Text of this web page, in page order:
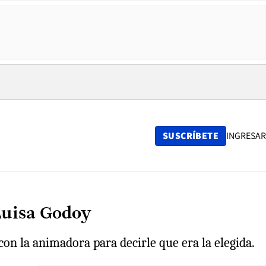
SUSCRÍBETE INGRESAR
Godoy
la animadora para decirle que era la elegida.